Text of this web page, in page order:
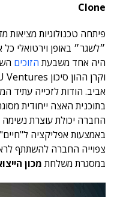
Clone
פיתחה טכנולוגיות
״לשגר״ באופן וירטואלי
היה אחד משבעת הזוכים
אביב. הודות לזכייה עתיד
בתוכנית האצה ייחודית
החברה יכולת עוצרת נשימה
באמצעות אפליקציה
במסגרת משלחת מכון